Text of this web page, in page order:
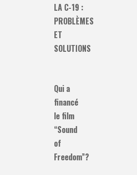
LA C-19 :
PROBLÈMES
ET
SOLUTIONS
Qui a
financé
le film
“Sound
of
Freedom”?